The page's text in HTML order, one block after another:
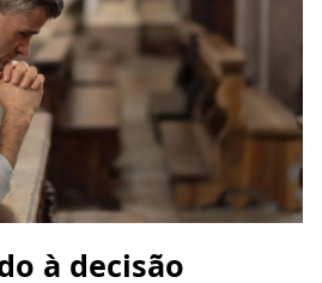
à decisão